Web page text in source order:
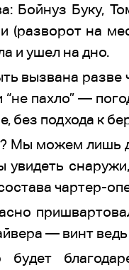
Бойнуз Буку,
на
и ушел на дно.
вызвана разве
пахло” —
без подхода к
Мы можем лишь
чартер-
— винт
будет